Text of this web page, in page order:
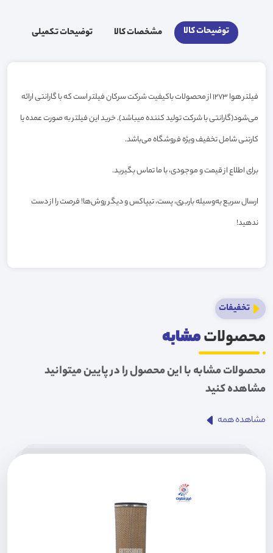
توضیحات کالا مشخصات کالا توضیحات تکمیلی
فیلتر هوا 1273 از محصولات باکیفیت شرکت سرکان فیلتر است که با گارانتی ارائه
می‌شود(گارانتی با شرکت تولید کننده میباشد). خرید این فیلتر به صورت عمده یا
کارتنی شامل تخفیف ویژه فروشگاه می‌باشد.
برای اطلاع از قیمت و موجودی، با ما تماس بگیرید.
ارسال سریع به‌وسیله باربری، پست، تیپاکس و دیگر روش‌ها! فرصت را از دست
ندهید!
تخفیفات
محصولاتمشابه
محصولات مشابه با این محصول را در پایین میتوانید
مشاهده کنید
مشاهده همه